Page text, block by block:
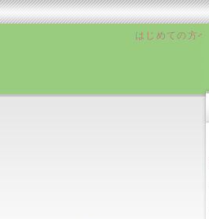
はじめての方へ